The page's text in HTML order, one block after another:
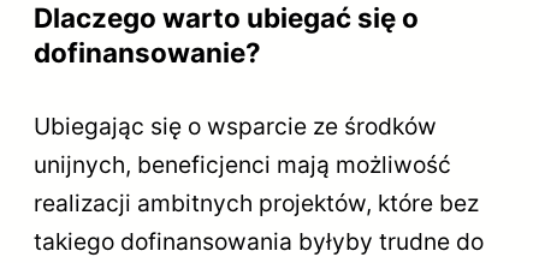
Dlaczego warto ubiegać się o
dofinansowanie?
Ubiegając się o wsparcie ze środków
unijnych, beneficjenci mają możliwość
realizacji ambitnych projektów, które bez
takiego dofinansowania byłyby trudne do